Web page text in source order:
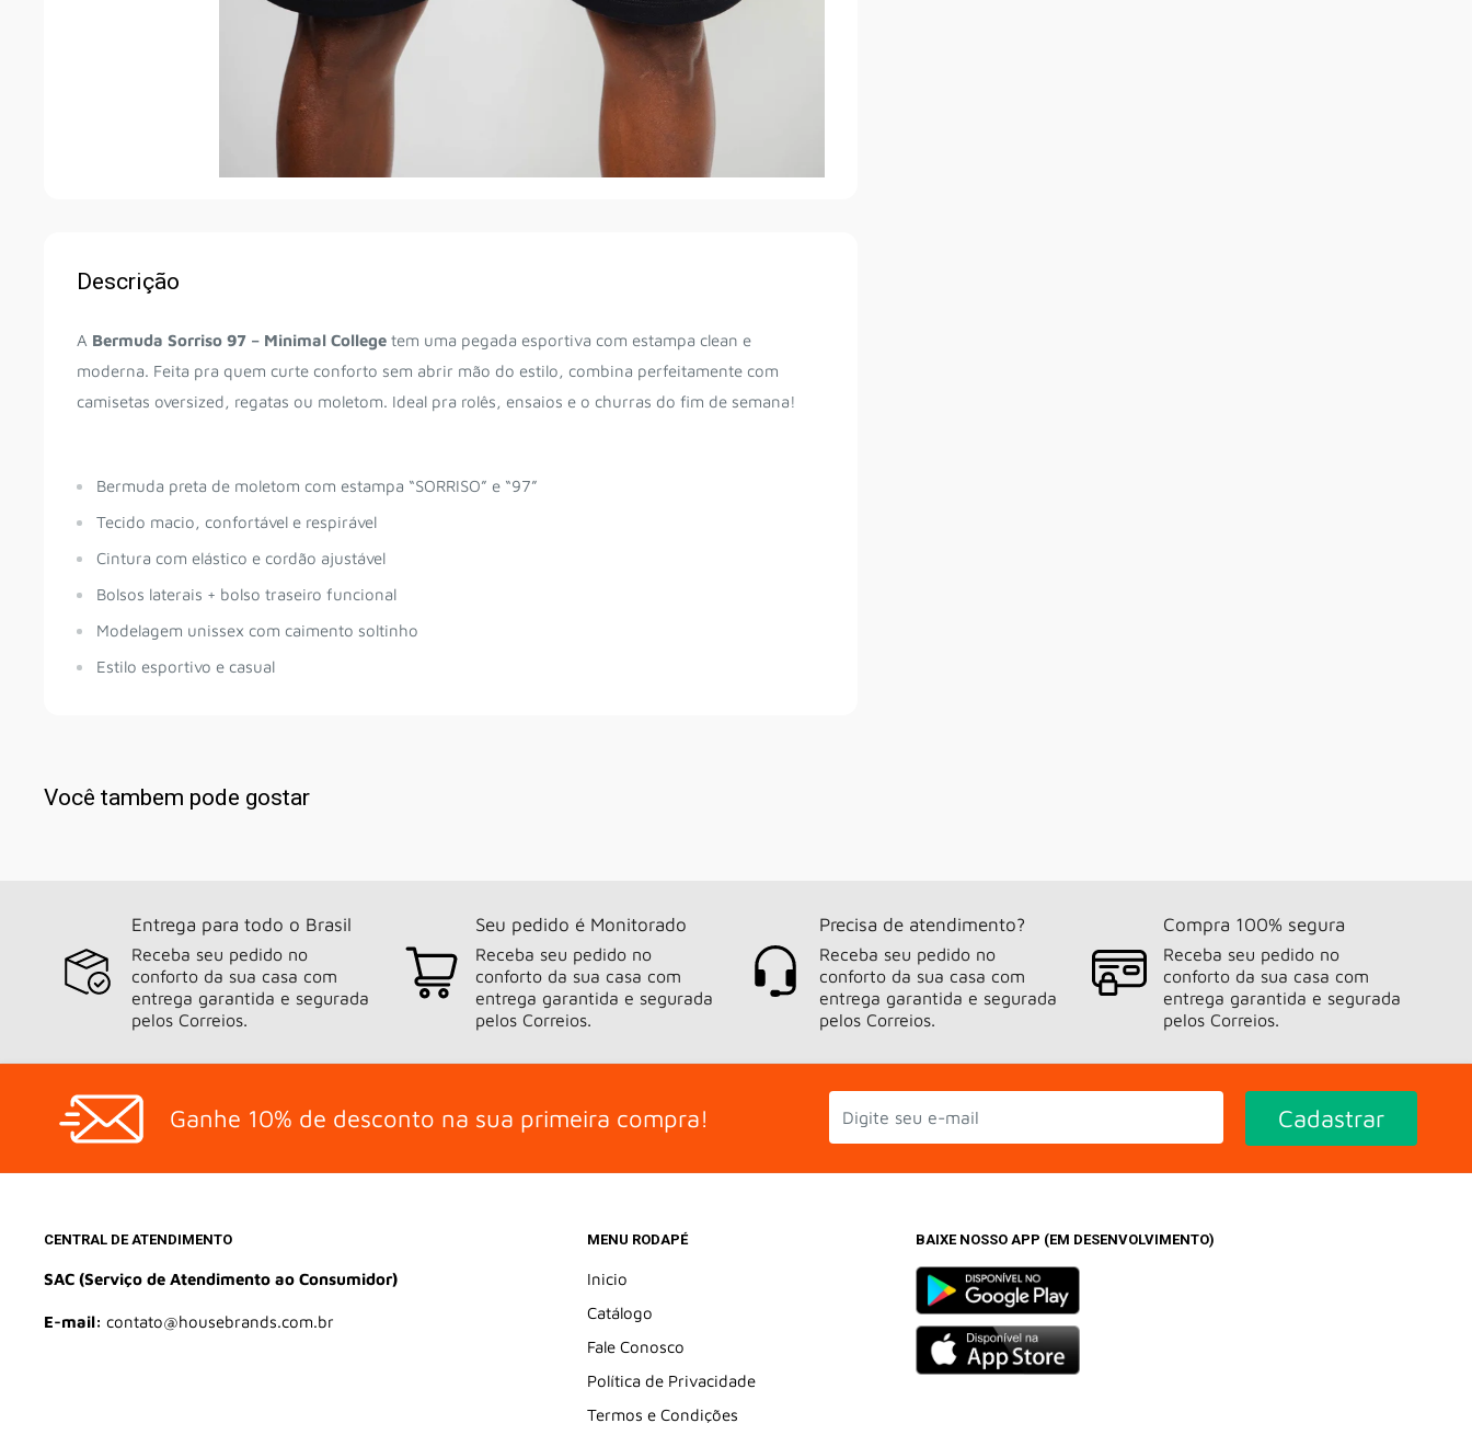
Descrição
A Bermuda Sorriso 97 – Minimal College tem uma pegada esportiva com estampa clean e
moderna. Feita pra quem curte conforto sem abrir mão do estilo, combina perfeitamente com
camisetas oversized, regatas ou moletom. Ideal pra rolês, ensaios e o churras do fim de semana!
Bermuda preta de moletom com estampa “SORRISO” e “97”
Tecido macio, confortável e respirável
Cintura com elástico e cordão ajustável
Bolsos laterais + bolso traseiro funcional
Modelagem unissex com caimento soltinho
Estilo esportivo e casual
Você tambem pode gostar
Entrega para todo o Brasil
Receba seu pedido no
conforto da sua casa com
entrega garantida e segurada
pelos Correios.
Seu pedido é Monitorado
Receba seu pedido no
conforto da sua casa com
entrega garantida e segurada
pelos Correios.
Precisa de atendimento?
Receba seu pedido no
conforto da sua casa com
entrega garantida e segurada
pelos Correios.
Compra 100% segura
Receba seu pedido no
conforto da sua casa com
entrega garantida e segurada
pelos Correios.
Ganhe 10% de desconto na sua primeira compra! Cadastrar
CENTRAL DE ATENDIMENTO
SAC (Serviço de Atendimento ao Consumidor)
E-mail: contato@housebrands.com.br
MENU RODAPÉ
Inicio
Catálogo
Fale Conosco
Política de Privacidade
Termos e Condições
BAIXE NOSSO APP (EM DESENVOLVIMENTO)